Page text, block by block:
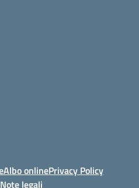
Albo onlinePrivacy Policy
Note legali